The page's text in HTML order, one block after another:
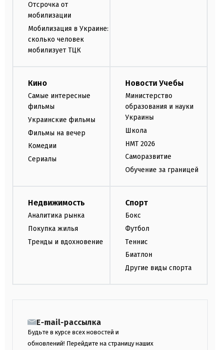
Отсрочка от
мобилизации
Мобилизация в Украине:
сколько человек
мобилизует ТЦК
Кино
Самые интересные
фильмы
Украинские фильмы
Фильмы на вечер
Комедии
Сериалы
Новости Учебы
Министерство
образования и науки
Украины
Школа
НМТ 2026
Саморазвитие
Обучение за границей
Недвижимость
Аналитика рынка
Покупка жилья
Тренды и вдохновение
Спорт
Бокс
Футбол
Теннис
Биатлон
Другие виды спорта
E-mail-рассылка
Будьте в курсе всех новостей и
обновлений! Перейдите на страницу наших